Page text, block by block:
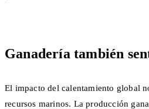
Ganadería también
El impacto del calentamiento global
recursos marinos. La producción